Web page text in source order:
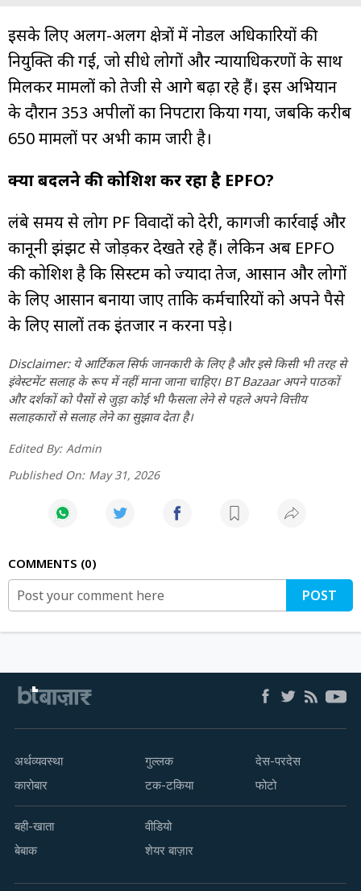
इसके लिए अलग-अलग क्षेत्रों में नोडल अधिकारियों की
नियुक्ति की गई, जो सीधे लोगों और न्यायाधिकरणों के साथ
मिलकर मामलों को तेजी से आगे बढ़ा रहे हैं। इस अभियान
के दौरान 353 अपीलों का निपटारा किया गया, जबकि करीब
650 मामलों पर अभी काम जारी है।
क्या बदलने की कोशिश कर रहा है EPFO?
लंबे समय से लोग PF विवादों को देरी, कागजी कार्रवाई और
कानूनी झंझट से जोड़कर देखते रहे हैं। लेकिन अब EPFO
की कोशिश है कि सिस्टम को ज्यादा तेज, आसान और लोगों
के लिए आसान बनाया जाए ताकि कर्मचारियों को अपने पैसे
के लिए सालों तक इंतजार न करना पड़े।
Disclaimer: ये आर्टिकल सिर्फ जानकारी के लिए है और इसे किसी भी तरह से
इंवेस्टमेंट सलाह के रूप में नहीं माना जाना चाहिए। BT Bazaar अपने पाठकों
और दर्शकों को पैसों से जुड़ा कोई भी फैसला लेने से पहले अपने वित्तीय
सलाहकारों से सलाह लेने का सुझाव देता है।
Edited By: Admin
Published On: May 31, 2026
COMMENTS 0
POST
अर्थव्यवस्था
कारोबार
गुल्लक
टक-टकिया
देस-परदेस
फोटो
बही-खाता
बेबाक
वीडियो
शेयर बाज़ार